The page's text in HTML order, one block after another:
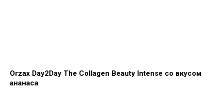
Orzax Day2Day The Collagen Beauty Intense со вкусом
ананаса